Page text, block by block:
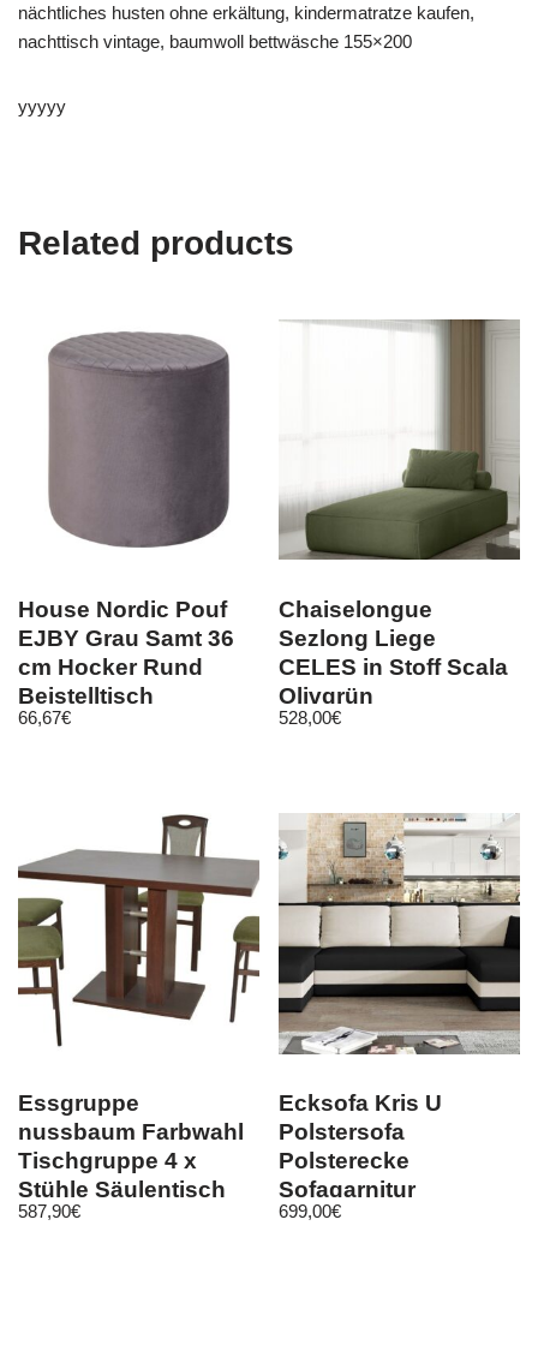
nächtliches husten ohne erkältung, kindermatratze kaufen,
nachttisch vintage, baumwoll bettwäsche 155×200
yyyyy
Related products
House Nordic Pouf
EJBY Grau Samt 36
cm Hocker Rund
Beistelltisch
Sitzhocker
66,67€
Chaiselongue
Sezlong Liege
CELES in Stoff Scala
Olivgrün
528,00€
Essgruppe
nussbaum Farbwahl
Tischgruppe 4 x
Stühle Säulentisch
Esszimmergarnitur
587,90€
Ecksofa Kris U
Polstersofa
Polsterecke
Sofagarnitur
Wohnlandschaft M24
699,00€